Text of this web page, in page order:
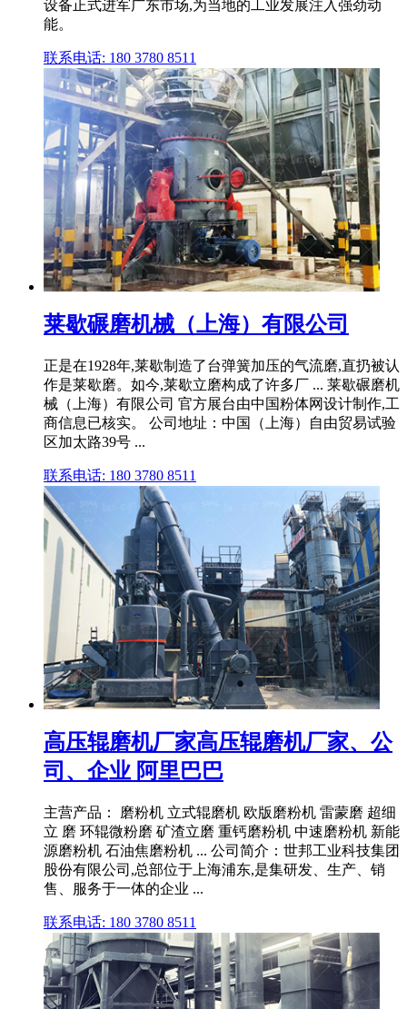
设备正式进军广东市场,为当地的工业发展注入强劲动
能。
联系电话: 180 3780 8511
莱歇碾磨机械（上海）有限公司
正是在1928年,莱歇制造了台弹簧加压的气流磨,直扔被认
作是莱歇磨。如今,莱歇立磨构成了许多厂 ... 莱歇碾磨机
械（上海）有限公司 官方展台由中国粉体网设计制作,工
商信息已核实。 公司地址：中国（上海）自由贸易试验
区加太路39号 ...
联系电话: 180 3780 8511
高压辊磨机厂家高压辊磨机厂家、公
司、企业 阿里巴巴
主营产品： 磨粉机 立式辊磨机 欧版磨粉机 雷蒙磨 超细
立 磨 环辊微粉磨 矿渣立磨 重钙磨粉机 中速磨粉机 新能
源磨粉机 石油焦磨粉机 ... 公司简介：世邦工业科技集团
股份有限公司,总部位于上海浦东,是集研发、生产、销
售、服务于一体的企业 ...
联系电话: 180 3780 8511